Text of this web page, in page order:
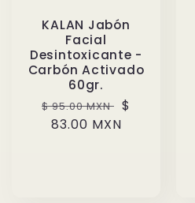
KALAN Jabón
Facial
Desintoxicante -
Carbón Activado
60gr.
Precio
habitual
$ 95.00 MXN
Precio
$
83.00 MXN